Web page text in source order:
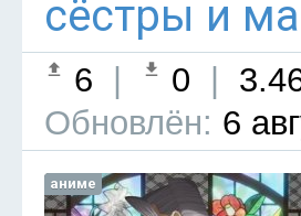
сёстры и
6 0
Обновлён: 6
аниме